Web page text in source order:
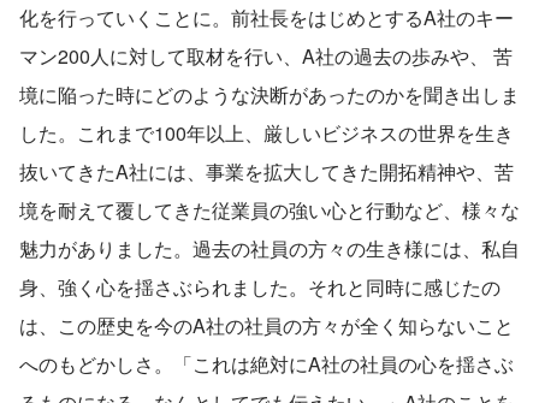
化を行っていくことに。前社長をはじめとするA社のキー
マン200人に対して取材を行い、A社の過去の歩みや、 苦
境に陥った時にどのような決断があったのかを聞き出しま
した。これまで100年以上、厳しいビジネスの世界を生き
抜いてきたA社には、事業を拡大してきた開拓精神や、苦
境を耐えて覆してきた従業員の強い心と行動など、様々な
魅力がありました。過去の社員の方々の生き様には、私自
身、強く心を揺さぶられました。それと同時に感じたの
は、この歴史を今のA社の社員の方々が全く知らないこと
へのもどかしさ。「これは絶対にA社の社員の心を揺さぶ